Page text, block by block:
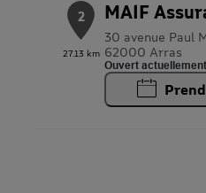
2
27.13 km
MAIF
30 avenue Paul
62000 Arras
Ouvert